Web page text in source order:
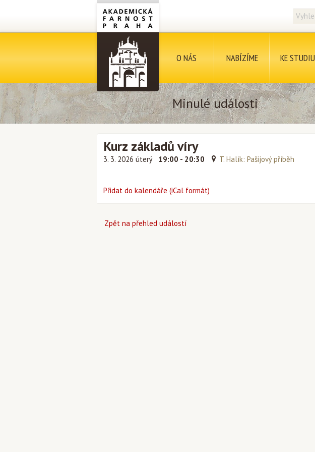
O NÁS NABÍZÍME KE STUDIU
Minulé události
Kurz základů víry
3. 3. 2026 úterý 19:00 - 20:30 T. Halík: Pašijový příběh
Přidat do kalendáře (iCal formát)
Zpět na přehled událostí